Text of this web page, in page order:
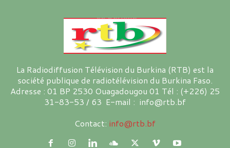
La Radiodiffusion Télévision du Burkina (RTB) est la
société publique de radiotélévision du Burkina Faso.
Adresse : 01 BP 2530 Ouagadougou 01 Tél : (+226) 25
31-83-53 / 63 E-mail : info@rtb.bf
Contact: info@rtb.bf